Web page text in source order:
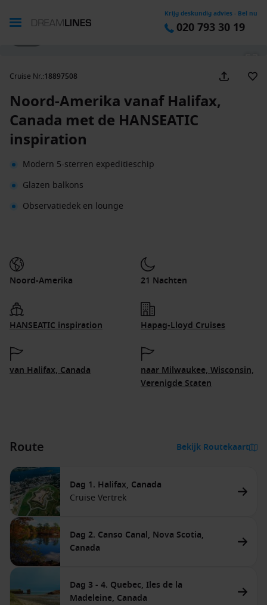
Krijg deskundig advies - Bel nu
020 793 30 19
Cruise Nr.:18897508
Noord-Amerika vanaf Halifax,
Canada met de HANSEATIC
inspiration
Modern 5-sterren expeditieschip
Glazen balkons
Observatiedek en lounge
Noord-Amerika 21 Nachten
HANSEATIC inspiration Hapag-Lloyd Cruises
van Halifax, Canada
naar Milwaukee, Wisconsin,
Verenigde Staten
Route Bekijk Routekaart
Dag 1. Halifax, Canada
Cruise Vertrek
Dag 2. Canso Canal, Nova Scotia,
Canada
Dag 3 - 4. Quebec, Iles de la
Madeleine, Canada